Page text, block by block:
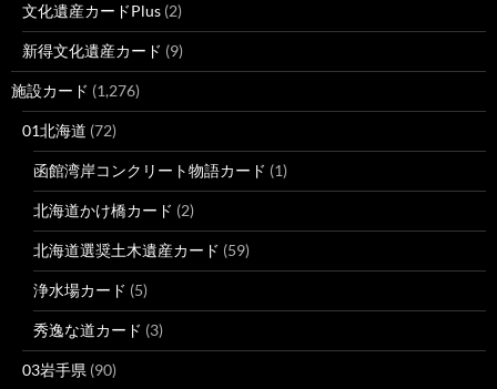
文化遺産カードPlus (2)
新得文化遺産カード (9)
施設カード (1,276)
01北海道 (72)
函館湾岸コンクリート物語カード (1)
北海道かけ橋カード (2)
北海道選奨土木遺産カード (59)
浄水場カード (5)
秀逸な道カード (3)
03岩手県 (90)